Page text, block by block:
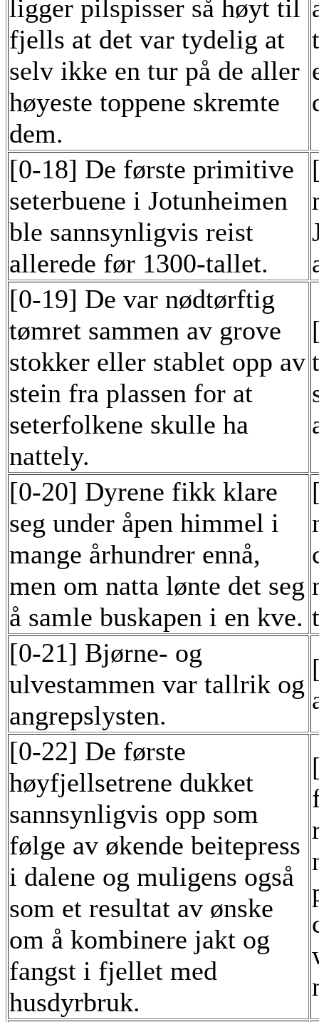
ligger pilspisser så høyt til
fjells at det var tydelig at
selv ikke en tur på de aller
høyeste toppene skremte
dem.
[0-18] De første primitive
seterbuene i Jotunheimen
ble sannsynligvis reist
allerede før 1300-tallet.
[0-19] De var nødtørftig
tømret sammen av grove
stokker eller stablet opp av
stein fra plassen for at
seterfolkene skulle ha
nattely.
[0-20] Dyrene fikk klare
seg under åpen himmel i
mange århundrer ennå,
men om natta lønte det seg
å samle buskapen i en kve.
[0-21] Bjørne- og
ulvestammen var tallrik og
angrepslysten.
[0-22] De første
høyfjellsetrene dukket
sannsynligvis opp som
følge av økende beitepress
i dalene og muligens også
som et resultat av ønske
om å kombinere jakt og
fangst i fjellet med
husdyrbruk.